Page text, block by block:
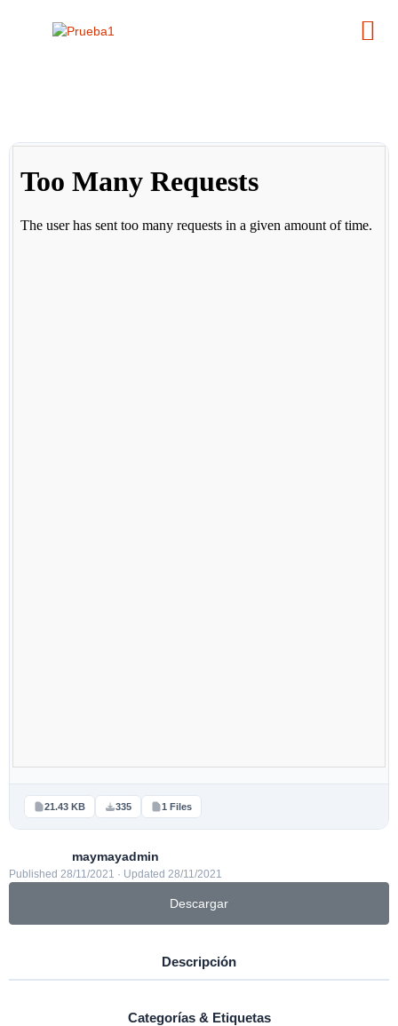
21.43 KB 335 1 Files
maymayadmin
Published 28/11/2021 · Updated 28/11/2021
Descargar
Descripción
Categorías & Etiquetas